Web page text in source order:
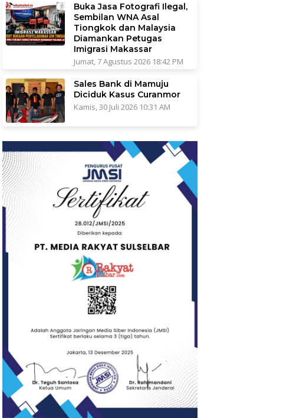
Buka Jasa Fotografi Ilegal,
Sembilan WNA Asal
Tiongkok dan Malaysia
Diamankan Petugas
Imigrasi Makassar
Jumat, 7 Agustus 2026 18:42 PM
Sales Bank di Mamuju
Diciduk Kasus Curanmor
Kamis, 30 Juli 2026 10:31 AM